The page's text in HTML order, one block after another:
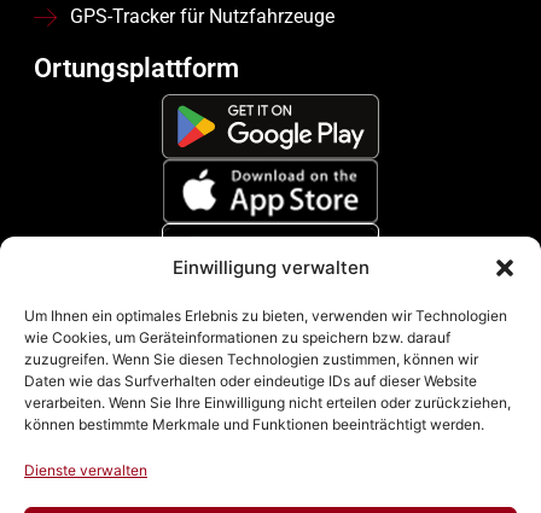
Einwilligung verwalten
Um Ihnen ein optimales Erlebnis zu bieten, verwenden wir Technologien
wie Cookies, um Geräteinformationen zu speichern bzw. darauf
zuzugreifen. Wenn Sie diesen Technologien zustimmen, können wir
Daten wie das Surfverhalten oder eindeutige IDs auf dieser Website
verarbeiten. Wenn Sie Ihre Einwilligung nicht erteilen oder zurückziehen,
können bestimmte Merkmale und Funktionen beeinträchtigt werden.
Dienste verwalten
GPS-Tracker für Nutzfahrzeuge
Ortungsplattform
Zahlungsmethoden